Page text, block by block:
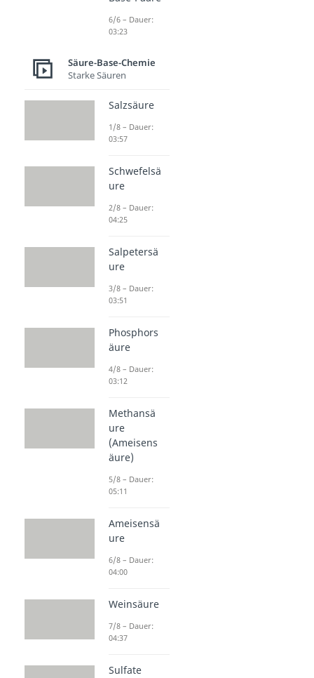
6/6 – Dauer:
03:23
Säure-Base-Chemie
Starke Säuren
Salzsäure
1/8 – Dauer:
03:57
Schwefelsä
ure
2/8 – Dauer:
04:25
Salpetersä
ure
3/8 – Dauer:
03:51
Phosphors
äure
4/8 – Dauer:
03:12
Methansä
ure
(Ameisens
äure)
5/8 – Dauer:
05:11
Ameisensä
ure
6/8 – Dauer:
04:00
Weinsäure
7/8 – Dauer:
04:37
Sulfate